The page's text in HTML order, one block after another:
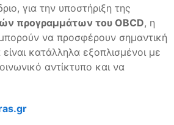
για την υποστήριξη της
προγραμμάτων του OBCD, η
να προσφέρουν σημαντική
κατάλληλα εξοπλισμένοι με
αντίκτυπο και να